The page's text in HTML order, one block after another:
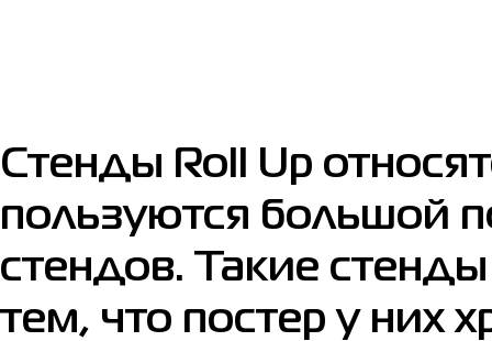
Стенды Roll Up
пользуются большой
стендов. Такие
тем, что постер у них